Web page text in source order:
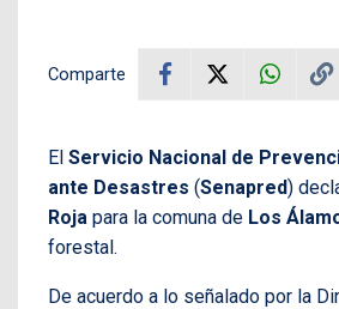
Comparte
El Servicio Nacional de
ante Desastres (Senapred)
Roja para la comuna de Los
forestal.
De acuerdo a lo señalado por la